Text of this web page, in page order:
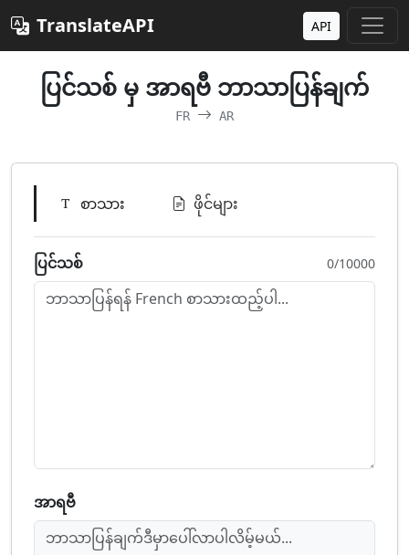
TranslateAPI API
ပြင်သစ် မှ အာရဗီ ဘာသာပြန်ချက်
FR AR
စာသား ဖိုင်များ
ပြင်သစ် 0/10000
အာရဗီ
ဘာသာပြန်ချက်ဒီမှာပေါ်လာပါလိမ့်မယ်...